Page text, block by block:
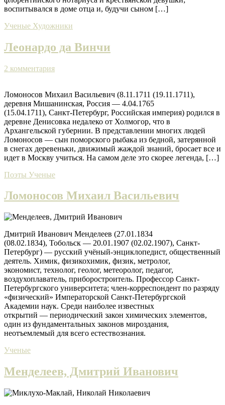
воспитывался в доме отца и, будучи сыном […]
Ученые Художники
Леонардо да Винчи
2 комментария
Ломоносов Михаил Васильевич (8.11.1711 (19.11.1711),
деревня Мишанинская, Россия — 4.04.1765
(15.04.1711), Санкт-Петербург, Российская империя) родился в
деревне Денисовка недалеко от Холмогор, что в
Архангельской губернии. В представлении многих людей
Ломоносов — сын поморского рыбака из бедной, затерянной
в снегах деревеньки, движимый жаждой знаний, бросает все и
идет в Москву учиться. На самом деле это скорее легенда, […]
Поэты Ученые
Ломоносов Михаил Васильевич
Дмитрий Иванович Менделеев (27.01.1834
(08.02.1834), Тобольск — 20.01.1907 (02.02.1907), Санкт-
Петербург) — русский учёный-энциклопедист, общественный
деятель. Химик, физикохимик, физик, метролог,
экономист, технолог, геолог, метеоролог, педагог,
воздухоплаватель, приборостроитель. Профессор Санкт-
Петербургского университета; член-корреспондент по разряду
«физический» Императорской Санкт-Петербургской
Академии наук. Среди наиболее известных
открытий — периодический закон химических элементов,
один из фундаментальных законов мироздания,
неотъемлемый для всего естествознания.
Ученые
Менделеев, Дмитрий Иванович